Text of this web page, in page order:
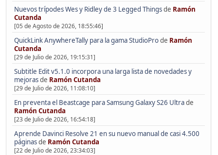
Nuevos trípodes Wes y Ridley de 3 Legged Thingsde Ramón
Cutanda
[05 de Agosto de 2026, 18:55:46]
QuickLink AnywhereTally para la gama StudioProde Ramón
Cutanda
[29 de Julio de 2026, 19:15:31]
Subtitle Edit v5.1.0 incorpora una larga lista de novedades y
mejorasde Ramón Cutanda
[29 de Julio de 2026, 11:08:10]
En preventa el Beastcage para Samsung Galaxy S26 Ultrade
Ramón Cutanda
[23 de Julio de 2026, 16:54:18]
Aprende Davinci Resolve 21 en su nuevo manual de casi 4.500
páginasde Ramón Cutanda
[22 de Julio de 2026, 23:34:03]